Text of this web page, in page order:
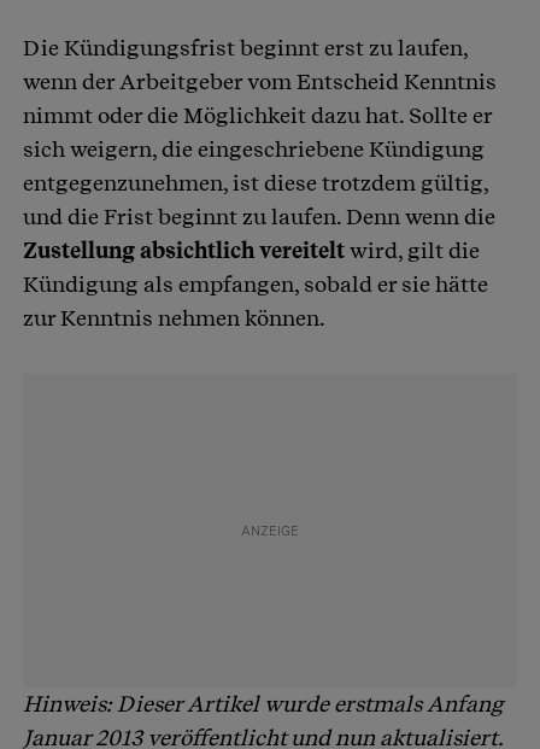
Die Kündigungsfrist beginnt erst zu laufen,
wenn der Arbeitgeber vom Entscheid Kenntnis
nimmt oder die Möglichkeit dazu hat. Sollte er
sich weigern, die eingeschriebene Kündigung
entgegenzunehmen, ist diese trotzdem gültig,
und die Frist beginnt zu laufen. Denn wenn die
Zustellung absichtlich vereiteltwird, gilt die
Kündigung als empfangen, sobald er sie hätte
zur Kenntnis nehmen können.
Hinweis: Dieser Artikel wurde erstmals Anfang
Januar 2013 veröffentlicht und nun aktualisiert.